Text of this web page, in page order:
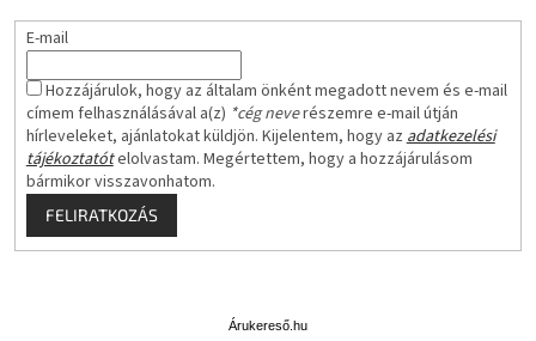
E-mail
Hozzájárulok, hogy az általam önként megadott nevem és e-mail
címem felhasználásával a(z) *cég neverészemre e-mail útján
hírleveleket, ajánlatokat küldjön. Kijelentem, hogy azadatkezelési
tájékoztatótelolvastam. Megértettem, hogy a hozzájárulásom
bármikor visszavonhatom.
FELIRATKOZÁS
Árukereső.hu